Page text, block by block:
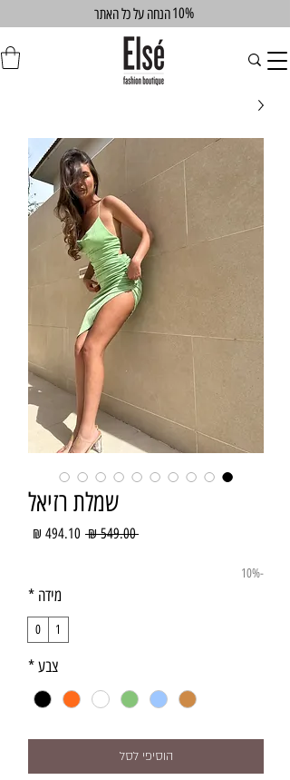
הנחה על כל האתר10%
שמלת רזיאל
‏549.00 ‏₪
מחיר
-10%
מידה *
1
0
צבע*
הוסיפי לסל